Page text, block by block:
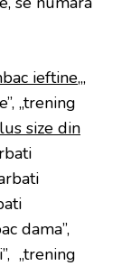
ieftine„,
„trening
size din
dama”,
„trening